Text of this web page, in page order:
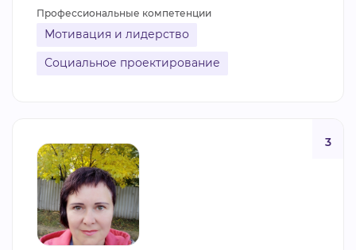
Профессиональные компетенции
Мотивация и лидерство
Социальное проектирование
3